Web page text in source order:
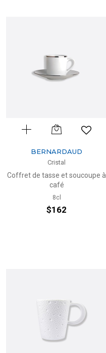
BERNARDAUD
Cristal
Coffret de tasse et soucoupe à
café
8cl
$162